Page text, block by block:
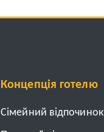
Концепція готелю
Cімейний відпочинок